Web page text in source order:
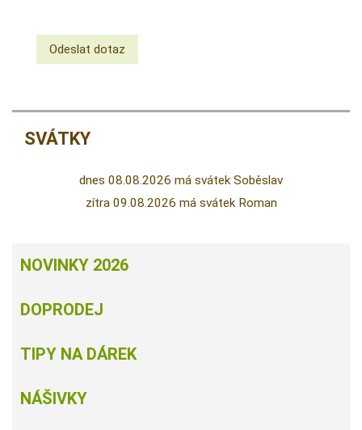
SVÁTKY
dnes 08.08.2026 má svátek Soběslav
zítra 09.08.2026 má svátek Roman
NOVINKY 2026
DOPRODEJ
TIPY NA DÁREK
NÁŠIVKY